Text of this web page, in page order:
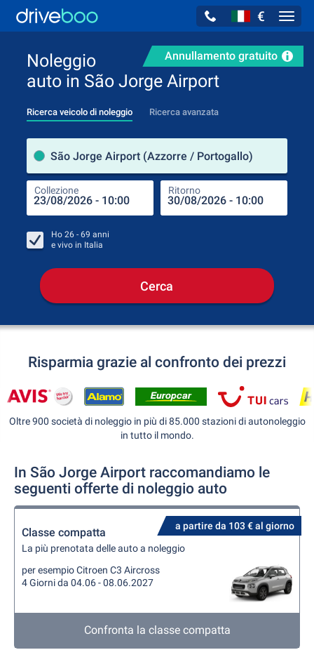
€
Annullamento gratuito
Noleggio
auto in São Jorge Airport
Ricerca veicolo di noleggio Ricerca avanzata
São Jorge Airport (Azzorre / Portogallo)
Collezione Ritorno
Ho 26 - 69 anni
e vivo in Italia
Cerca
Risparmia grazie al confronto dei prezzi
Oltre 900 società di noleggio in più di 85.000 stazioni di autonoleggio
in tutto il mondo.
In São Jorge Airport raccomandiamo le
seguenti offerte di noleggio auto
a partire da 103 € al giorno
Classe compatta
La più prenotata delle auto a noleggio
per esempio Citroen C3 Aircross
4 Giorni da 04.06 - 08.06.2027
Confronta la classe compatta